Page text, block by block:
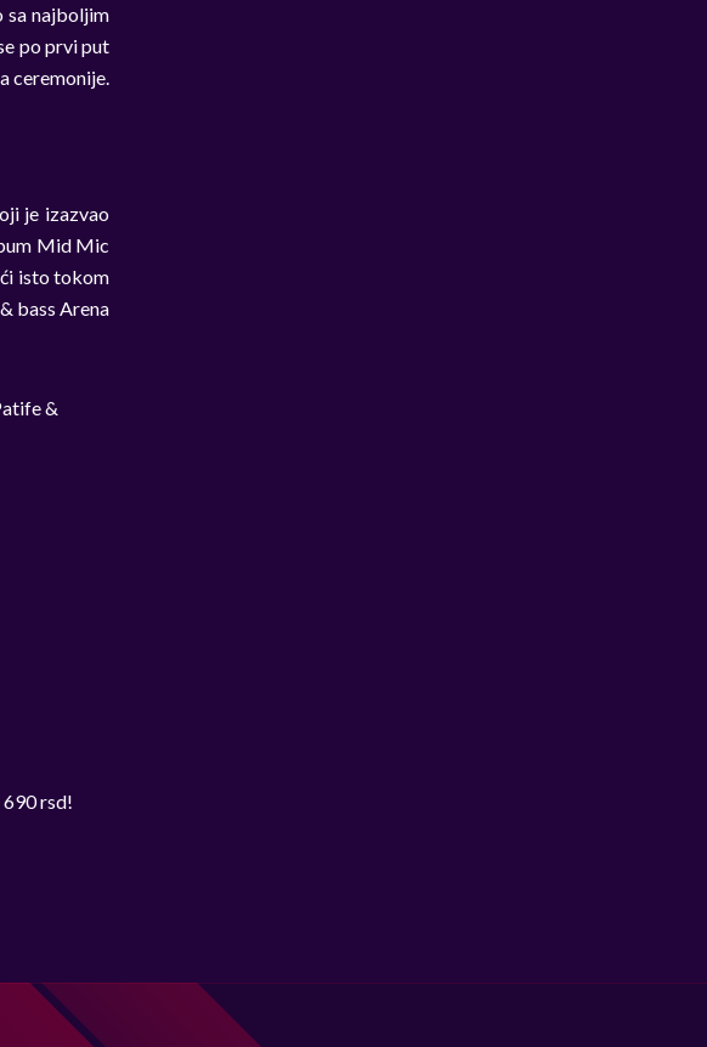
sa najboljim
po prvi put
ceremonije.
je izazvao
Mid Mic
isto tokom
bass Arena
&
690 rsd!